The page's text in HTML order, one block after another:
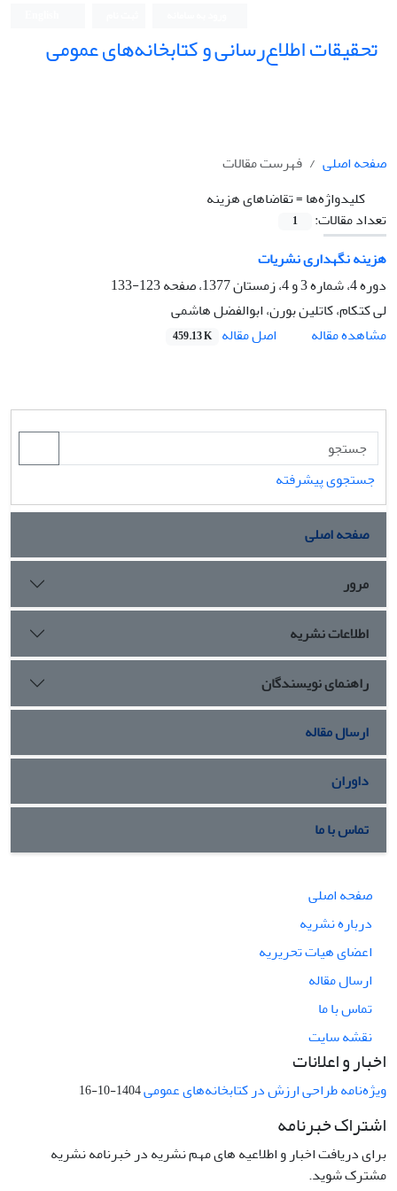
تحقیقات اطلاع‌رسانی و کتابخانه‌های عمومی
صفحه اصلی
فهرست مقالات
کلیدواژه‌ها =تقاضاهای هزینه
تعداد مقالات:
1
هزینه نگهداری نشریات
دوره 4، شماره 3 و 4، زمستان 1377، صفحه
123-133
لی کتکام، کاتلین بورن، ابوالفضل هاشمی
مشاهده مقاله
اصل مقاله 459.13 K
جستجوی پیشرفته
صفحه اصلی
مرور
اطلاعات نشریه
راهنمای نویسندگان
ارسال مقاله
داوران
تماس با ما
صفحه اصلی
درباره نشریه
اعضای هیات تحریریه
ارسال مقاله
تماس با ما
نقشه سایت
اخبار و اعلانات
ویژه‌نامه طراحی ارزش در کتابخانه‌های عمومی1404-10-16
اشتراک خبرنامه
برای دریافت اخبار و اطلاعیه های مهم نشریه در خبرنامه نشریه
مشترک شوید.